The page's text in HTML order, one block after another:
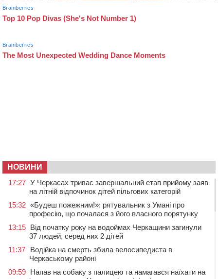
НОВИНИ
17:27 У Черкасах триває завершальний етап прийому заяв
на літній відпочинок дітей пільгових категорій
15:32 «Будеш пожежним!»: рятувальник з Умані про
професію, що почалася з його власного порятунку
13:15 Від початку року на водоймах Черкащини загинули
37 людей, серед них 2 дітей
11:37
Водійка на смерть збила велосипедиста в
Черкаському районі
09:59 Напав на собаку з палицею та намагався наїхати на